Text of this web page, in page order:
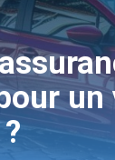
un